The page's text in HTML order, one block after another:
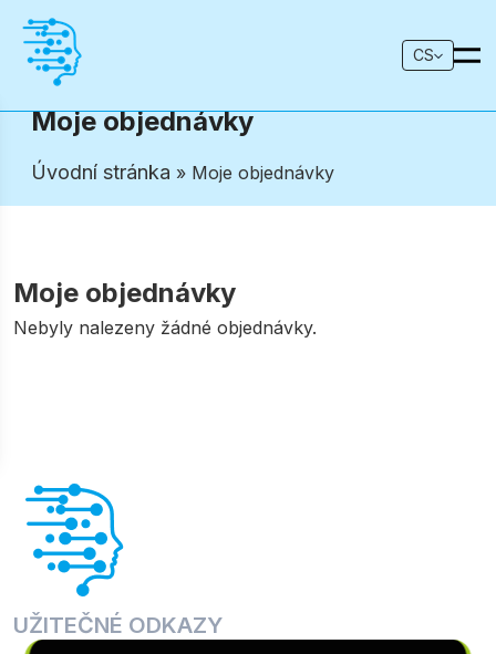
CS
Moje objednávky
Úvodní stránka » Moje objednávky
Moje objednávky
Nebyly nalezeny žádné objednávky.
UŽITEČNÉ ODKAZY